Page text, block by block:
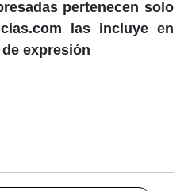
pertenecen solo
las incluye en
expresión